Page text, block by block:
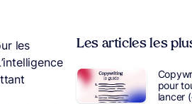
les
Les articles les
pour
lancer